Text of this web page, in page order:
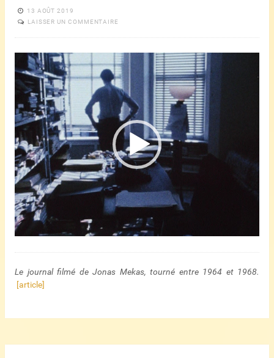
13 AOÛT 2019
LAISSER UN COMMENTAIRE
Lecteur
vidéo
Le journal filmé de Jonas Mekas, tourné entre 1964 et 1968.
[article]